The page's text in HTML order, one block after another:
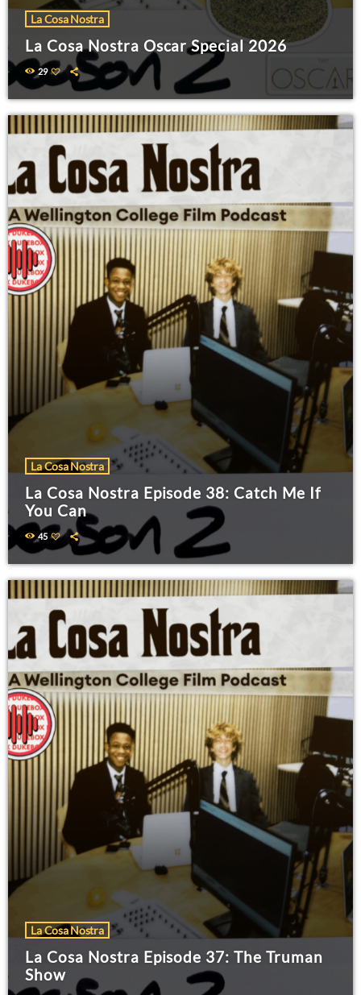
La Cosa Nostra
La Cosa Nostra Oscar Special 2026
29
La Cosa Nostra
La Cosa Nostra Episode 38: Catch Me If
You Can
45
La Cosa Nostra
La Cosa Nostra Episode 37: The Truman
Show